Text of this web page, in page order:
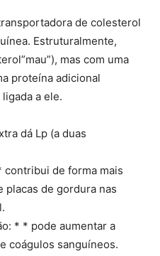
de colesterol
Estruturalmente,
mas com uma
proteína adicional
ligada a ele.
dá Lp (a duas
de forma mais
placas de gordura nas
* * pode aumentar a
coágulos sanguíneos.